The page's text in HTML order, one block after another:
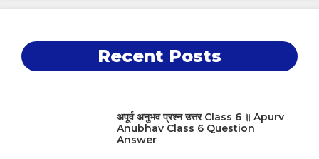
Recent Posts
अपूर्व अनुभव प्रश्न उत्तर Class 6 ॥ Apurv
Anubhav Class 6 Question
Answer